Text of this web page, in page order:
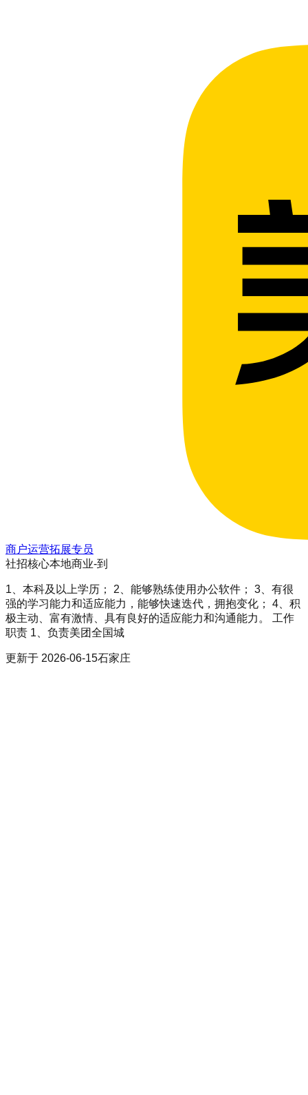
商户运营拓展专员
社招核心本地商业-到
1、本科及以上学历； 2、能够熟练使用办公软件； 3、有很
强的学习能力和适应能力，能够快速迭代，拥抱变化； 4、积
极主动、富有激情、具有良好的适应能力和沟通能力。 工作
职责 1、负责美团全国城
更新于 2026-06-15石家庄